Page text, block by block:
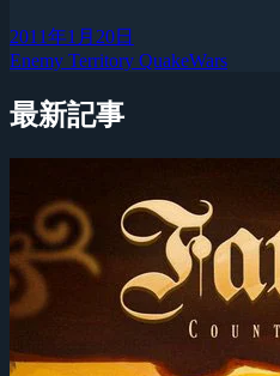
2011年1月20日
Enemy Territory QuakeWars
最新記事